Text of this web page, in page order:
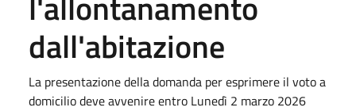
dall'abitazione
La presentazione della domanda per esprimere il voto a
domicilio deve avvenire entro Lunedì 2 marzo 2026